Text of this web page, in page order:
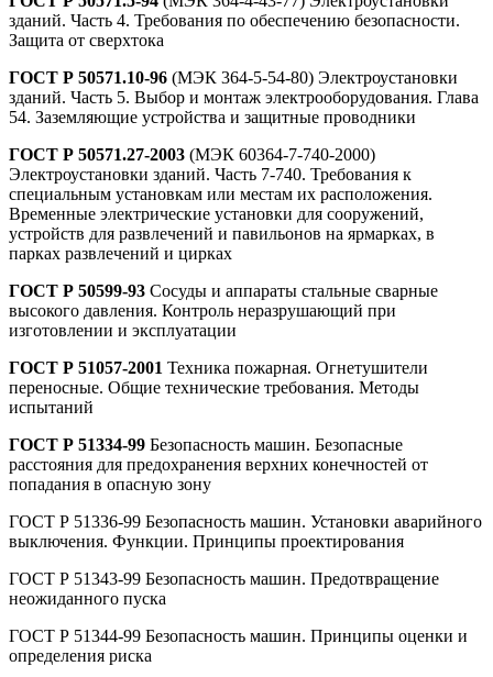
зданий. Часть 4. Требования по обеспечению безопасности.
Защита от сверхтока
ГОСТ Р 50571.10-96 (МЭК 364-5-54-80) Электроустановки
зданий. Часть 5. Выбор и монтаж электрооборудования. Глава
54. Заземляющие устройства и защитные проводники
ГОСТ Р 50571.27-2003 (МЭК 60364-7-740-2000)
Электроустановки зданий. Часть 7-740. Требования к
специальным установкам или местам их расположения.
Временные электрические установки для сооружений,
устройств для развлечений и павильонов на ярмарках, в
парках развлечений и цирках
ГОСТ Р 50599-93 Сосуды и аппараты стальные сварные
высокого давления. Контроль неразрушающий при
изготовлении и эксплуатации
ГОСТ Р 51057-2001 Техника пожарная. Огнетушители
переносные. Общие технические требования. Методы
испытаний
ГОСТ Р 51334-99 Безопасность машин. Безопасные
расстояния для предохранения верхних конечностей от
попадания в опасную зону
ГОСТ Р 51336-99 Безопасность машин. Установки аварийного
выключения. Функции. Принципы проектирования
ГОСТ Р 51343-99 Безопасность машин. Предотвращение
неожиданного пуска
ГОСТ Р 51344-99 Безопасность машин. Принципы оценки и
определения риска